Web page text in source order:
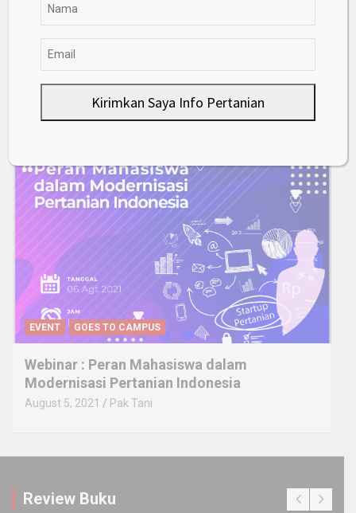
PRODUK OLAHAN TEKNOLOGI PERTANIAN
Inovasi baru, Membuat Sirup Dari
EVENT GOES TO CAMPUS
Webinar : Peran Mahasiswa dalam
Modernisasi Pertanian Indonesia
August 5, 2021 Pak Tani
Review Buku
Kirimkan Saya Info Pertanian